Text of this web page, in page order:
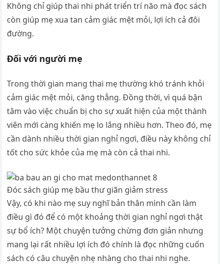
Không chỉ giúp thai nhi phát triển trí não mà đọc sách
còn giúp mẹ xua tan cảm giác mệt mỏi, lợi ích cả đôi
đường.
Đối với người mẹ
Trong thời gian mang thai mẹ thường khó tránh khỏi
cảm giác mệt mỏi, căng thẳng. Đồng thời, vì quá bận
tâm vào việc chuẩn bị cho sự xuất hiện của một thành
viên mới càng khiến mẹ lo lắng nhiều hơn. Theo đó, mẹ
cần dành nhiều thời gian nghỉ ngơi, điều này không chỉ
tốt cho sức khỏe của mẹ mà còn cả thai nhi.
Đóc sách giúp mẹ bầu thư giãn giảm stress
Vậy, có khi nào mẹ suy nghĩ bản thân mình cần làm
điều gì đó để có một khoảng thời gian nghỉ ngơi thật
sự bổ ích? Một chuyện tưởng chừng đơn giản nhưng
mang lại rất nhiều lợi ích đó chính là đọc những cuốn
sách có câu chuyện nhẹ nhàng cho thai nhi nghe.